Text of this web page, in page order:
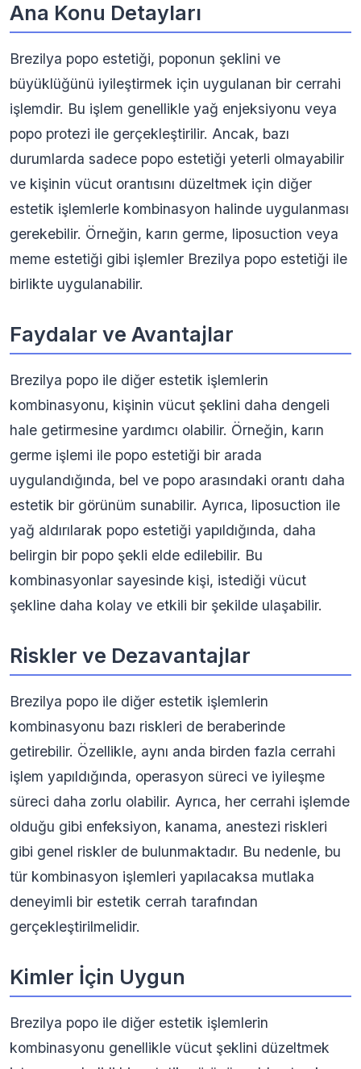
Ana Konu Detayları
Brezilya popo estetiği, poponun şeklini ve
büyüklüğünü iyileştirmek için uygulanan bir cerrahi
işlemdir. Bu işlem genellikle yağ enjeksiyonu veya
popo protezi ile gerçekleştirilir. Ancak, bazı
durumlarda sadece popo estetiği yeterli olmayabilir
ve kişinin vücut orantısını düzeltmek için diğer
estetik işlemlerle kombinasyon halinde uygulanması
gerekebilir. Örneğin, karın germe, liposuction veya
meme estetiği gibi işlemler Brezilya popo estetiği ile
birlikte uygulanabilir.
Faydalar ve Avantajlar
Brezilya popo ile diğer estetik işlemlerin
kombinasyonu, kişinin vücut şeklini daha dengeli
hale getirmesine yardımcı olabilir. Örneğin, karın
germe işlemi ile popo estetiği bir arada
uygulandığında, bel ve popo arasındaki orantı daha
estetik bir görünüm sunabilir. Ayrıca, liposuction ile
yağ aldırılarak popo estetiği yapıldığında, daha
belirgin bir popo şekli elde edilebilir. Bu
kombinasyonlar sayesinde kişi, istediği vücut
şekline daha kolay ve etkili bir şekilde ulaşabilir.
Riskler ve Dezavantajlar
Brezilya popo ile diğer estetik işlemlerin
kombinasyonu bazı riskleri de beraberinde
getirebilir. Özellikle, aynı anda birden fazla cerrahi
işlem yapıldığında, operasyon süreci ve iyileşme
süreci daha zorlu olabilir. Ayrıca, her cerrahi işlemde
olduğu gibi enfeksiyon, kanama, anestezi riskleri
gibi genel riskler de bulunmaktadır. Bu nedenle, bu
tür kombinasyon işlemleri yapılacaksa mutlaka
deneyimli bir estetik cerrah tarafından
gerçekleştirilmelidir.
Kimler İçin Uygun
Brezilya popo ile diğer estetik işlemlerin
kombinasyonu genellikle vücut şeklini düzeltmek